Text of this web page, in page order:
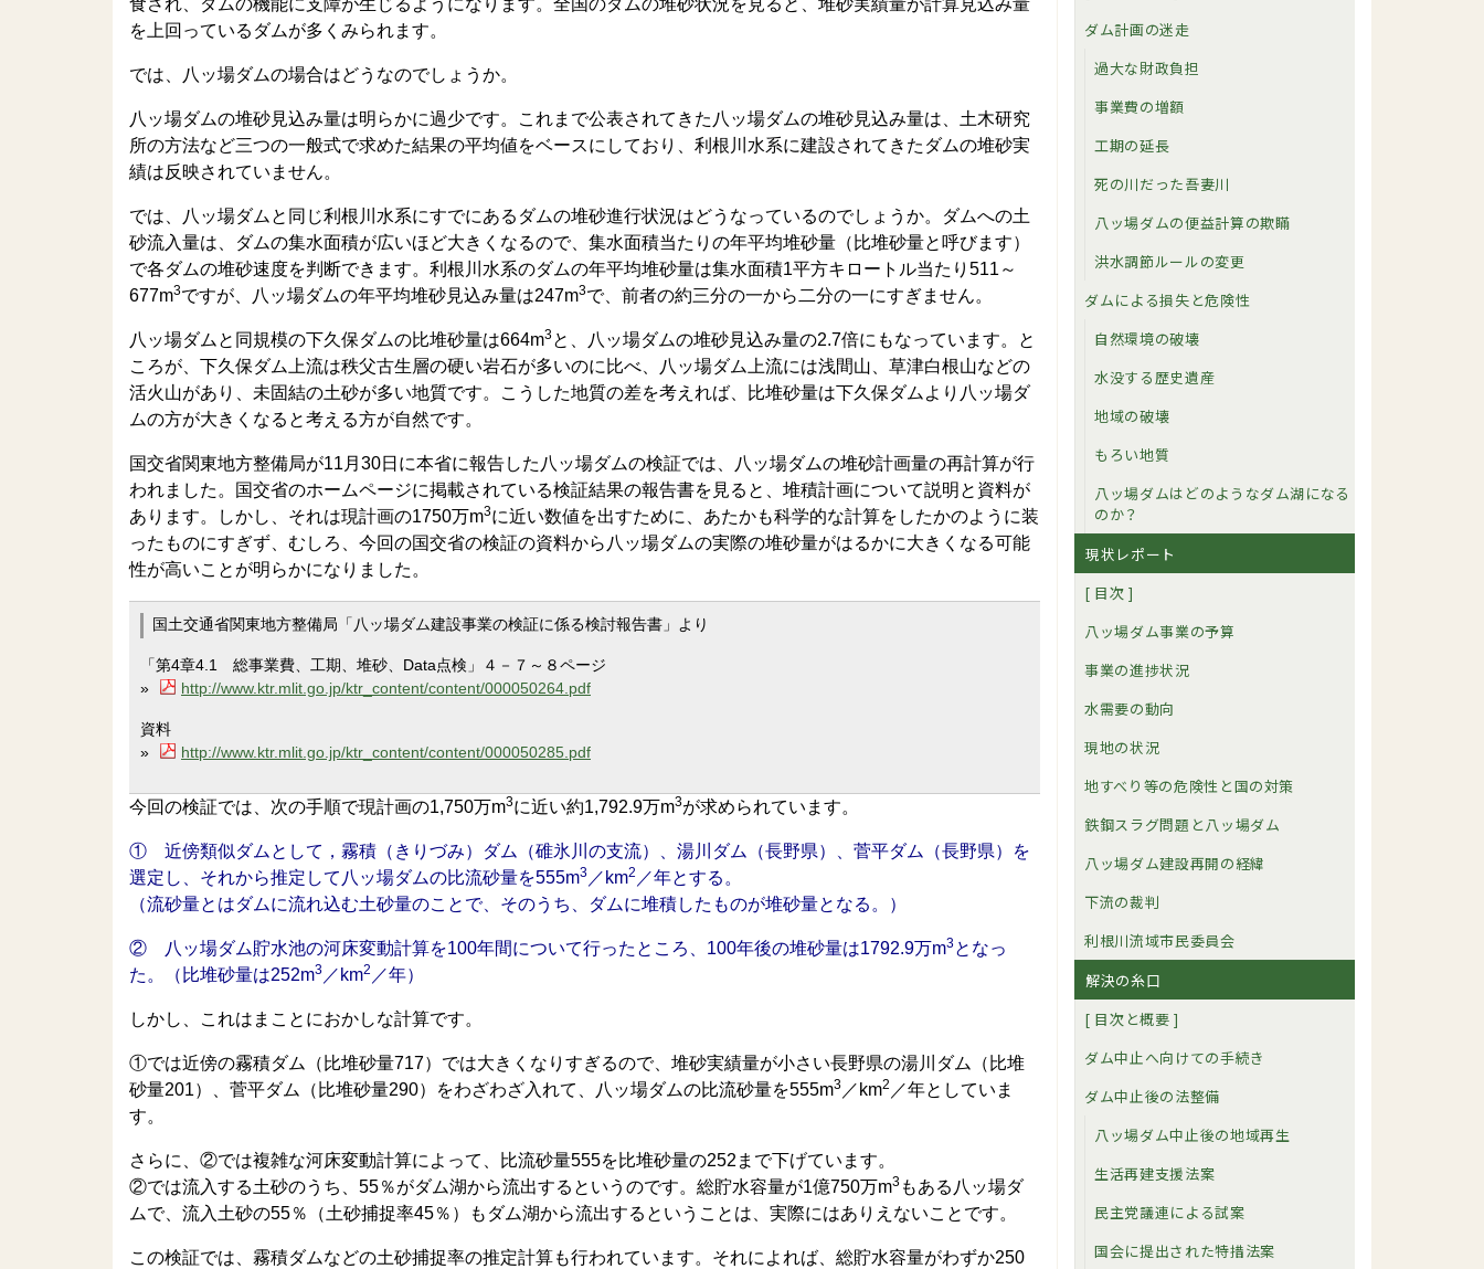
食され、ダムの機能に支障が生じるようになります。全国のダムの堆砂状況を見ると、堆砂実績量が計算見込み量
を上回っているダムが多くみられます。
では、八ッ場ダムの場合はどうなのでしょうか。
八ッ場ダムの堆砂見込み量は明らかに過少です。
これまで公表されてきた八ッ場ダムの堆砂見込み量は、土木研究
所の方法など三つの一般式で求めた結果の平均値をベースにしており、利根川水系に建設されてきたダムの堆砂実
績は反映されていません。
では、八ッ場ダムと同じ利根川水系にすでにあるダムの堆砂進行状況はどうなっているのでしょうか。ダムへの土
砂流入量は、ダムの集水面積が広いほど大きくなるので、集水面積当たりの年平均堆砂量（比堆砂量と呼びます）
で各ダムの堆砂速度を判断できます。利根川水系のダムの年平均堆砂量は集水面積1平方キロートル当たり511～
677m3ですが、八ッ場ダムの年平均堆砂見込み量は247m3で、前者の約三分の一から二分の一にすぎません。
八ッ場ダムと同規模の下久保ダムの比堆砂量は664m3と、八ッ場ダムの堆砂見込み量の2.7倍にもなっています。と
ころが、下久保ダム上流は秩父古生層の硬い岩石が多いのに比べ、八ッ場ダム上流には浅間山、草津白根山などの
活火山があり、未固結の土砂が多い地質です。こうした地質の差を考えれば、比堆砂量は下久保ダムより八ッ場ダ
ムの方が大きくなると考える方が自然です。
国交省関東地方整備局が11月30日に本省に報告した八ッ場ダムの検証では、八ッ場ダムの堆砂計画量の再計算が行
われました。国交省のホームページに掲載されている検証結果の報告書を見ると、堆積計画について説明と資料が
あります。しかし、それは現計画の1750万m3に近い数値を出すために、あたかも科学的な計算をしたかのように装
ったものにすぎず、むしろ、今回の国交省の検証の資料から八ッ場ダムの実際の堆砂量がはるかに大きくなる可能
性が高いことが明らかになりました。
国土交通省関東地方整備局「八ッ場ダム建設事業の検証に係る検討報告書」より
「第4章4.1 総事業費、工期、堆砂、Data点検」４－７～８ページ
»
http://www.ktr.mlit.go.jp/ktr_content/content/000050264.pdf
資料
»
http://www.ktr.mlit.go.jp/ktr_content/content/000050285.pdf
今回の検証では、次の手順で現計画の1,750万m3に近い約1,792.9万m3が求められています。
① 近傍類似ダムとして，霧積（きりづみ）ダム（碓氷川の支流）、湯川ダム（長野県）、菅平ダム（長野県）を
選定し、それから推定して八ッ場ダムの比流砂量を555m3 ／km2 ／年とする。
（流砂量とはダムに流れ込む土砂量のことで、そのうち、ダムに堆積したものが堆砂量となる。）
② 八ッ場ダム貯水池の河床変動計算を100年間について行ったところ、100年後の堆砂量は1792.9万m3となっ
た。（比堆砂量は252m3 ／km2 ／年）
しかし、これはまことにおかしな計算です。
①では近傍の霧積ダム（比堆砂量717）では大きくなりすぎるので、堆砂実績量が小さい長野県の湯川ダム（比堆
砂量201）、菅平ダム（比堆砂量290）をわざわざ入れて、八ッ場ダムの比流砂量を555m3 ／km2 ／年としていま
す。
さらに、②では複雑な河床変動計算によって、比流砂量555を比堆砂量の252まで下げています。
②では流入する土砂のうち、55％がダム湖から流出するというのです。総貯水容量が1億750万m3 もある八ッ場ダ
ムで、流入土砂の55％（土砂捕捉率45％）もダム湖から流出するということは、実際にはありえないことです。
この検証では、霧積ダムなどの土砂捕捉率の推定計算も行われています。それによれば、総貯水容量がわずか250
ダム計画の迷走
過大な財政負担
事業費の増額
工期の延長
死の川だった吾妻川
八ッ場ダムの便益計算の欺瞞
洪水調節ルールの変更
ダムによる損失と危険性
自然環境の破壊
水没する歴史遺産
地域の破壊
もろい地質
八ッ場ダムはどのようなダム湖になる
のか？
現状レポート
[ 目次 ]
八ッ場ダム事業の予算
事業の進捗状況
水需要の動向
現地の状況
地すべり等の危険性と国の対策
鉄鋼スラグ問題と八ッ場ダム
八ッ場ダム建設再開の経緯
下流の裁判
利根川流域市民委員会
解決の糸口
[ 目次と概要 ]
ダム中止へ向けての手続き
ダム中止後の法整備
八ッ場ダム中止後の地域再生
生活再建支援法案
民主党議連による試案
国会に提出された特措法案